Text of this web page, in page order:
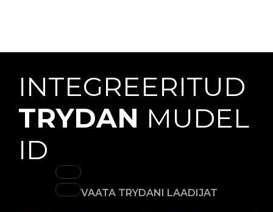
INTEGREERITUD
TRYDAN MUDEL
ID
VAATA TRYDANI LAADIJAT